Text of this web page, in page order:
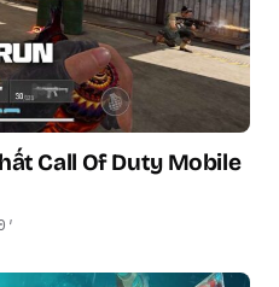
Call Of Duty Mobile